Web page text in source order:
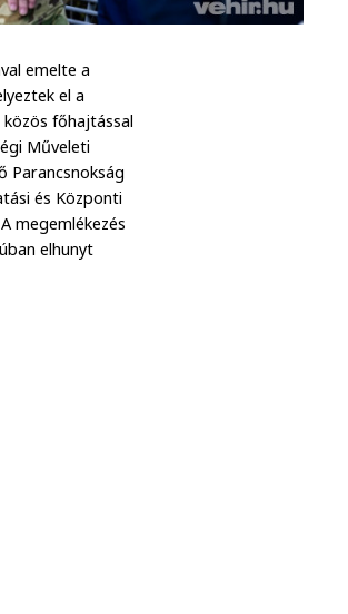
emelte a
el a
főhajtással
Műveleti
Parancsnokság
és Központi
megemlékezés
elhunyt